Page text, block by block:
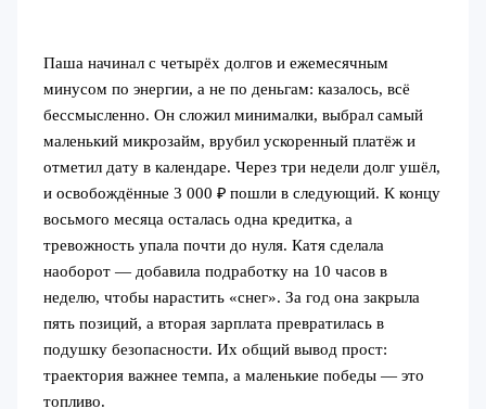
Паша начинал с четырёх долгов и ежемесячным
минусом по энергии, а не по деньгам: казалось, всё
бессмысленно. Он сложил минималки, выбрал самый
маленький микрозайм, врубил ускоренный платёж и
отметил дату в календаре. Через три недели долг ушёл,
и освобождённые 3 000 ₽ пошли в следующий. К концу
восьмого месяца осталась одна кредитка, а
тревожность упала почти до нуля. Катя сделала
наоборот — добавила подработку на 10 часов в
неделю, чтобы нарастить «снег». За год она закрыла
пять позиций, а вторая зарплата превратилась в
подушку безопасности. Их общий вывод прост:
траектория важнее темпа, а маленькие победы — это
топливо.